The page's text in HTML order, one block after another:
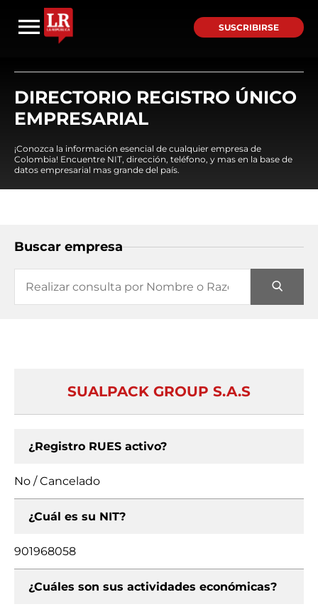
SUSCRIBIRSE
DIRECTORIO REGISTRO ÚNICO
EMPRESARIAL
¡Conozca la información esencial de cualquier empresa de
Colombia! Encuentre NIT, dirección, teléfono, y mas en la base de
datos empresarial mas grande del país.
Buscar empresa
SUALPACK GROUP S.A.S
¿Registro RUES activo?
No / Cancelado
¿Cuál es su NIT?
901968058
¿Cuáles son sus actividades económicas?